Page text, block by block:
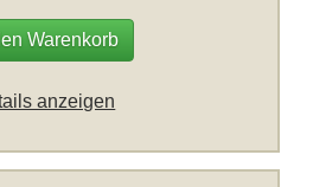
Warenkorb
anzeigen